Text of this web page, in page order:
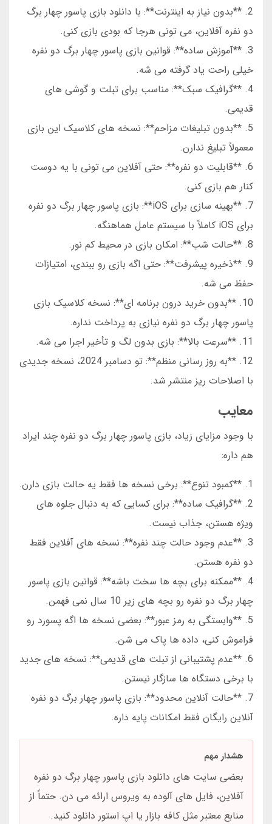
2. **بدون نیاز به اینترنت**: با دانلود بازی پاسور چهار برگ
دو نفره آفلاین، می تونی هرجا که بودی بازی کنی.
3. **آموزش ساده**: قوانین بازی پاسور چهار برگ دو نفره
خیلی راحت یاد گرفته می شه.
4. **گرافیک سبک**: مناسب برای تبلت و گوشی های
قدیمی.
5. **بدون تبلیغات مزاحم**: نسخه های کلاسیک این بازی
معمولاً تبلیغ ندارن.
6. **قابلیت دو نفره**: حتی آفلاین می تونی با یه دوست
کنار هم بازی کنی.
7. **بهینه سازی برای iOS**: بازی پاسور چهار برگ دو نفره
برای iOS کاملاً با سیستم عامل هماهنگه.
8. **حالت شب**: امکان بازی در محیط کم نور.
9. **ذخیره پیشرفت**: حتی اگه بازی رو ببندی، امتیازات
حفظ می شه.
10. **بدون خرید درون برنامه ای**: نسخه کلاسیک بازی
پاسور چهار برگ دو نفره نیازی به پرداخت نداره.
11. **سرعت بالا**: بازی بدون لگ و تأخیر اجرا می شه.
12. **به روز رسانی منظم**: تو دسامبر 2024، نسخه جدیدی
با اصلاحات ریز منتشر شد.
معایب
با وجود مزایای زیاد، بازی پاسور چهار برگ دو نفره چند ایراد
هم داره:
1. **کمبود تنوع**: برخی نسخه ها فقط یه حالت بازی دارن.
2. **گرافیک ساده**: برای کسایی که به دنبال جلوه های
ویژه هستن، جذاب نیست.
3. **عدم وجود حالت چند نفره**: نسخه های آفلاین فقط
دو نفره هستن.
4. **ممکنه برای بچه ها سخت باشه**: قوانین بازی پاسور
چهار برگ دو نفره رو بچه های زیر 10 سال نمی فهمن.
5. **وابستگی به رمز عبور**: بعضی نسخه ها اگه پسورد رو
فراموش کنی، داده ها پاک می شن.
6. **عدم پشتیبانی از تبلت های قدیمی**: نسخه های جدید
با برخی دستگاه ها سازگار نیستن.
7. **حالت آنلاین محدود**: بازی پاسور چهار برگ دو نفره
آنلاین رایگان فقط امکانات پایه داره.
هشدار مهم
بعضی سایت های دانلود بازی پاسور چهار برگ دو نفره
آفلاین، فایل های آلوده به ویروس ارائه می دن. حتماً از
منابع معتبر مثل کافه بازار یا اپ استور دانلود کنید.